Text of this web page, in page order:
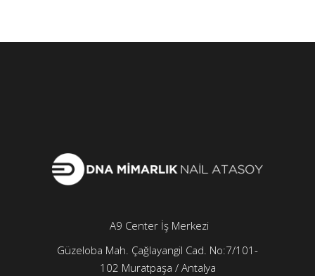
A9 Center İş Merkezi
Güzeloba Mah. Çağlayangil Cad. No:7/101-
102 Muratpaşa / Antalya